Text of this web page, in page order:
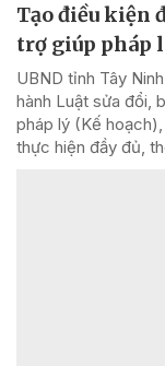
Tạo điều kiện
trợ giúp pháp
UBND tỉnh Tây
hành Luật sửa đổi,
pháp lý (Kế
thực hiện đầy đủ,